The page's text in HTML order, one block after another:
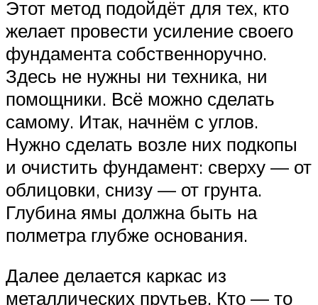
Этот метод подойдёт для тех, кто
желает провести усиление своего
фундамента собственноручно.
Здесь не нужны ни техника, ни
помощники. Всё можно сделать
самому. Итак, начнём с углов.
Нужно сделать возле них подкопы
и очистить фундамент: сверху — от
облицовки, снизу — от грунта.
Глубина ямы должна быть на
полметра глубже основания.
Далее делается каркас из
металлических прутьев. Кто — то